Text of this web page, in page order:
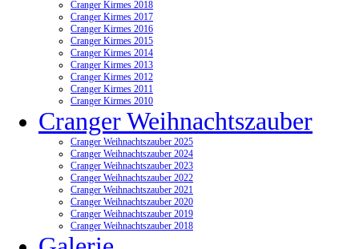
Cranger Kirmes 2018
Cranger Kirmes 2017
Cranger Kirmes 2016
Cranger Kirmes 2015
Cranger Kirmes 2014
Cranger Kirmes 2013
Cranger Kirmes 2012
Cranger Kirmes 2011
Cranger Kirmes 2010
Cranger Weihnachtszauber
Cranger Weihnachtszauber 2025
Cranger Weihnachtszauber 2024
Cranger Weihnachtszauber 2023
Cranger Weihnachtszauber 2022
Cranger Weihnachtszauber 2021
Cranger Weihnachtszauber 2020
Cranger Weihnachtszauber 2019
Cranger Weihnachtszauber 2018